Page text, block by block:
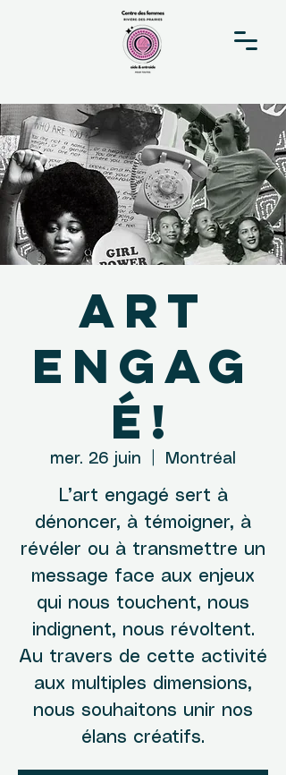
Art
engag
é!
mer. 26 juin Montréal
L’art engagé sert à
dénoncer, à témoigner, à
révéler ou à transmettre un
message face aux enjeux
qui nous touchent, nous
indignent, nous révoltent.
Au travers de cette activité
aux multiples dimensions,
nous souhaitons unir nos
élans créatifs.